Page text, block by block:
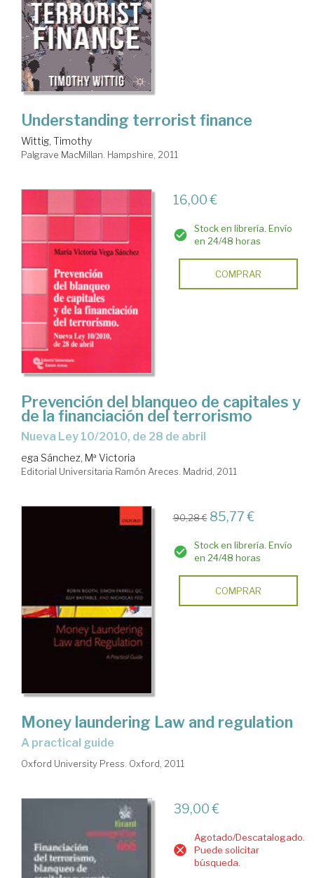
Understanding terrorist finance
Wittig, Timothy
Palgrave MacMillan. Hampshire, 2011
16,00 €
Stock en librería. Envío
en 24/48 horas
COMPRAR
Prevención del blanqueo de capitales y
de la financiación del terrorismo
nueva Ley 10/2010, de 28 de abril
ega Sánchez, Mª Victoria
Editorial Universitaria Ramón Areces. Madrid, 2011
90,28 € 85,77 €
Stock en librería. Envío
en 24/48 horas
COMPRAR
Money laundering Law and regulation
a practical guide
Oxford University Press. Oxford, 2011
39,00 €
Agotado/Descatalogado.
Puede solicitar
búsqueda.